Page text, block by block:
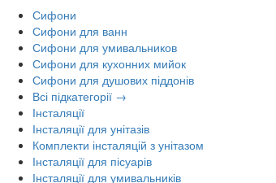
Сифони
Сифони для ванн
Сифони для умивальников
Сифони для кухонних мийок
Сифони для душових піддонів
Всі підкатегорії →
Інсталяції
Інсталяції для унітазів
Комплекти інсталяцій з унітазом
Інсталяції для пісуарів
Інсталяції для умивальників